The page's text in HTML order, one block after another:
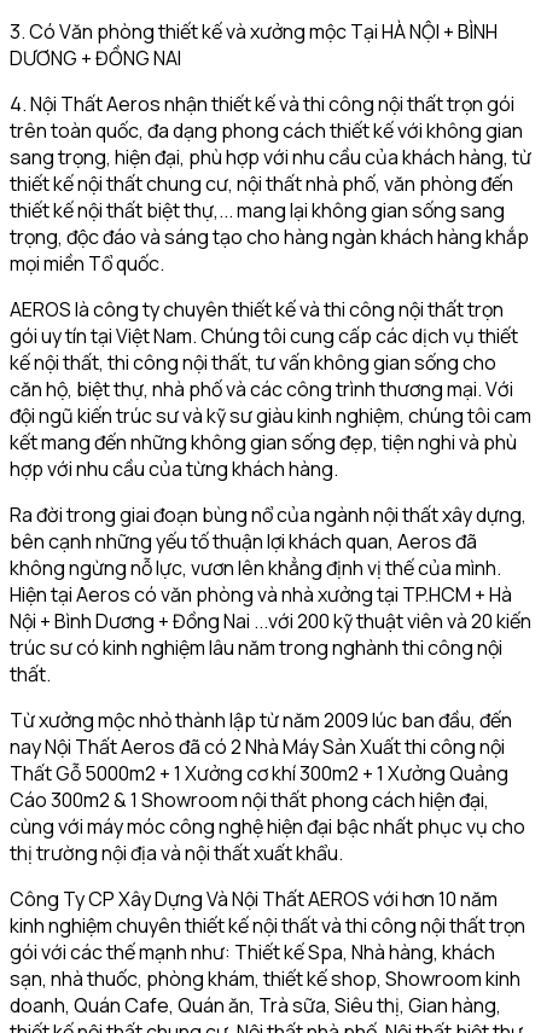
3. Có Văn phòng thiết kế và xưởng mộc Tại HÀ NỘI + BÌNH
DƯƠNG + ĐỒNG NAI
4. Nội Thất Aeros nhận thiết kế và thi công nội thất trọn gói
trên toàn quốc, đa dạng phong cách thiết kế với không gian
sang trọng, hiện đại, phù hợp với nhu cầu của khách hàng, từ
thiết kế nội thất chung cư, nội thất nhà phố, văn phòng đến
thiết kế nội thất biệt thự,... mang lại không gian sống sang
trọng, độc đáo và sáng tạo cho hàng ngàn khách hàng khắp
mọi miền Tổ quốc.
AEROS là công ty chuyên thiết kế và thi công nội thất trọn
gói uy tín tại Việt Nam. Chúng tôi cung cấp các dịch vụ thiết
kế nội thất, thi công nội thất, tư vấn không gian sống cho
căn hộ, biệt thự, nhà phố và các công trình thương mại. Với
đội ngũ kiến trúc sư và kỹ sư giàu kinh nghiệm, chúng tôi cam
kết mang đến những không gian sống đẹp, tiện nghi và phù
hợp với nhu cầu của từng khách hàng.
Ra đời trong giai đoạn bùng nổ của ngành nội thất xây dựng,
bên cạnh những yếu tố thuận lợi khách quan, Aeros đã
không ngừng nỗ lực, vươn lên khẳng định vị thế của mình.
Hiện tại Aeros có văn phòng và nhà xưởng tại TP.HCM + Hà
Nội + Bình Dương + Đồng Nai ...với 200 kỹ thuật viên và 20 kiến
trúc sư có kinh nghiệm lâu năm trong nghành thi công nội
thất.
Từ xưởng mộc nhỏ thành lập từ năm 2009 lúc ban đầu, đến
nay Nội Thất Aeros đã có 2 Nhà Máy Sản Xuất thi công nội
Thất Gỗ 5000m2 + 1 Xưởng cơ khí 300m2 + 1 Xưởng Quảng
Cáo 300m2 & 1 Showroom nội thất phong cách hiện đại,
cùng với máy móc công nghệ hiện đại bậc nhất phục vụ cho
thị trường nội địa và nội thất xuất khẩu.
Công Ty CP Xây Dựng Và Nội Thất AEROS với hơn 10 năm
kinh nghiệm chuyên thiết kế nội thất và thi công nội thất trọn
gói với các thế mạnh như: Thiết kế Spa, Nhà hàng, khách
sạn, nhà thuốc, phòng khám, thiết kế shop, Showroom kinh
doanh, Quán Cafe, Quán ăn, Trà sữa, Siêu thị, Gian hàng,